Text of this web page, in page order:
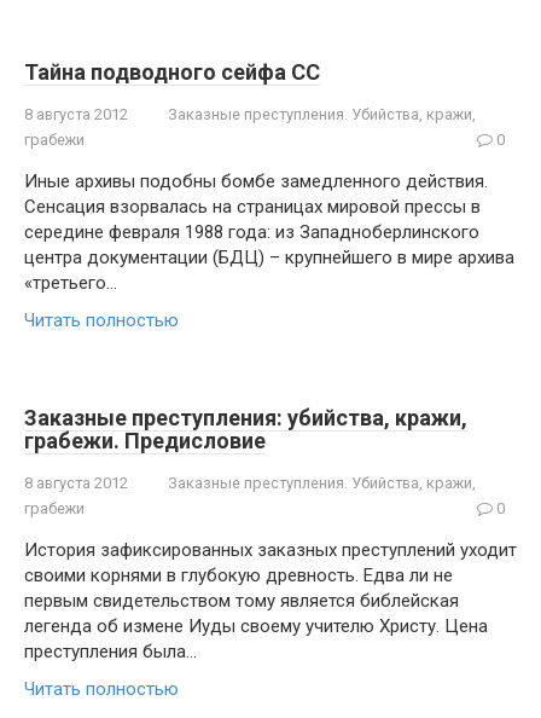
Тайна подводного сейфа СС
8 августа 2012
Заказные преступления. Убийства, кражи,
грабежи
0
Иные архивы подобны бомбе замедленного действия.
Сенсация взорвалась на страницах мировой прессы в
середине февраля 1988 года: из Западноберлинского
центра документации (БДЦ) – крупнейшего в мире архива
«третьего…
Читать полностью
Заказные преступления: убийства, кражи,
грабежи. Предисловие
8 августа 2012
Заказные преступления. Убийства, кражи,
грабежи
0
История зафиксированных заказных преступлений уходит
своими корнями в глубокую древность. Едва ли не
первым свидетельством тому является библейская
легенда об измене Иуды своему учителю Христу. Цена
преступления была…
Читать полностью